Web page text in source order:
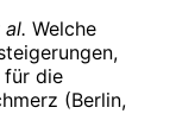
Welche
für die
(Berlin,